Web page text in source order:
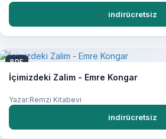
indirücretsiz
PDF
İçimizdeki Zalim - Emre Kongar
Yazar:Remzi Kitabevi
indirücretsiz